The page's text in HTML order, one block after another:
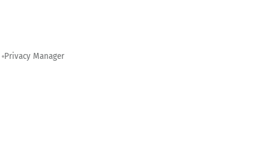
Privacy Manager